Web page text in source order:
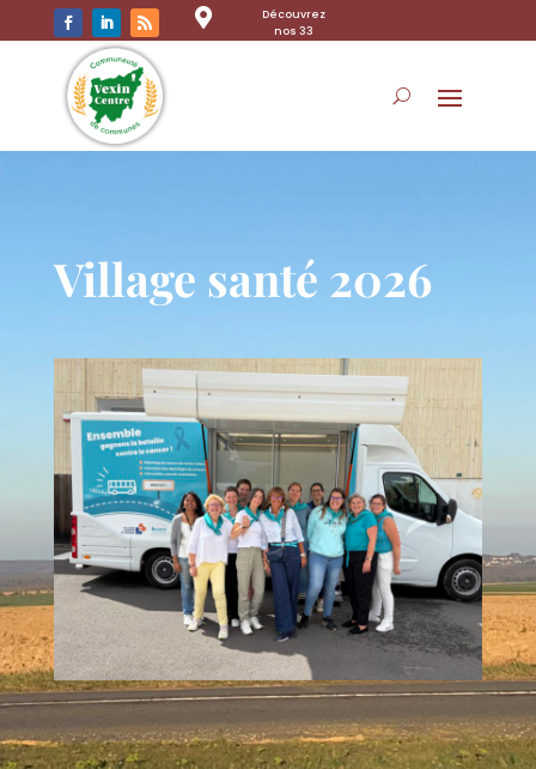

Découvrez
nos 33
Village santé 2026